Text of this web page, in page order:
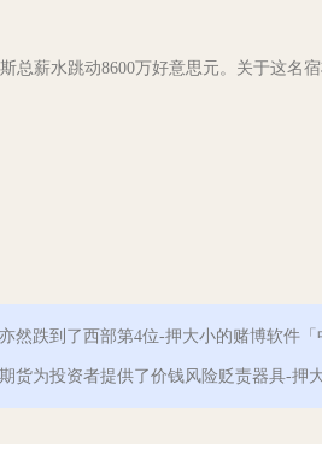
总薪水跳动8600万好意思元。关于这名
然跌到了西部第4位-押大小的赌博软件
货为投资者提供了价钱风险贬责器具-押